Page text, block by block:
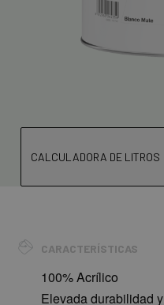
CALCULADORA DE LITROS
CARACTERÍSTICAS
100% Acrílico
Elevada durabilidad y